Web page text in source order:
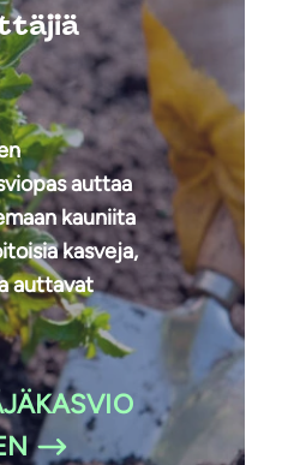
auttaa
kauniita
kasveja,
auttavat